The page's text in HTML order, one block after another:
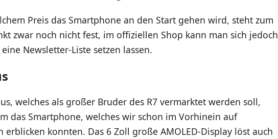
Preis das Smartphone an den Start gehen wird, steht zum
zwar noch nicht fest, im offiziellen Shop kann man sich jedoch
Newsletter-Liste setzen lassen.
welches als großer Bruder des R7 vermarktet werden soll,
das Smartphone, welches wir schon im Vorhinein auf
erblicken konnten. Das 6 Zoll große AMOLED-Display löst auch